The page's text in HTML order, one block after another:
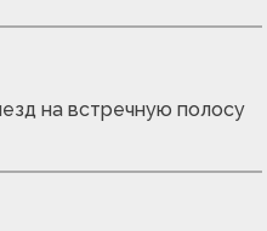
на встречную полосу